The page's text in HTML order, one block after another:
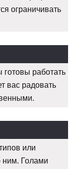
ограничивать
работать
вас радовать
или
ним. Голами